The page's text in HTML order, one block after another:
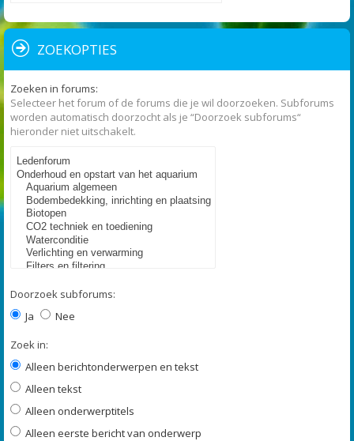
ZOEKOPTIES
Zoeken in forums:
Selecteer het forum of de forums die je wil doorzoeken. Subforums
worden automatisch doorzocht als je “Doorzoek subforums“
hieronder niet uitschakelt.
Doorzoek subforums:
Ja
Nee
Zoek in:
Alleen berichtonderwerpen en tekst
Alleen tekst
Alleen onderwerptitels
Alleen eerste bericht van onderwerp